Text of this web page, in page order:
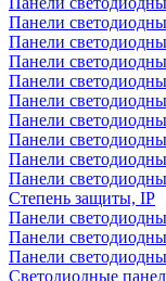
Панели
Панели
Панели
Панели
Панели
Панели
Панели
Панели
Панели
Степень защиты, IP
Панели
Панели
Панели
Светодиодные